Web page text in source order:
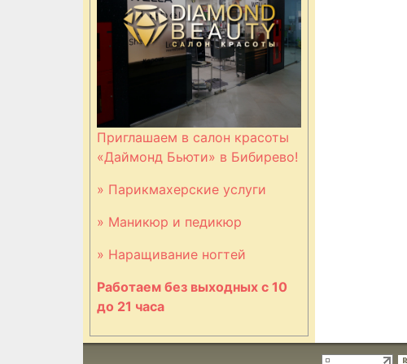
Приглашаем в салон красоты
«Даймонд Бьюти» в Бибирево!
» Парикмахерские услуги
» Маникюр и педикюр
» Наращивание ногтей
Работаем без выходных с 10
до 21 часа